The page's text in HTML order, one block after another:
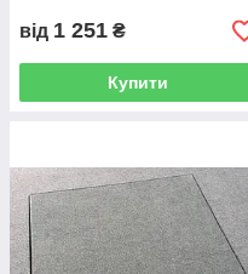
від 1 251 ₴
Купити